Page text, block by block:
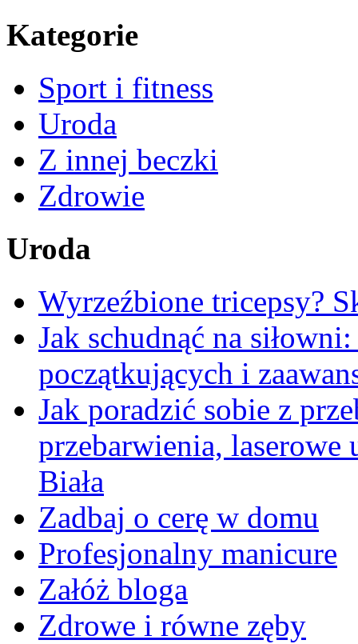
Kategorie
Sport i fitness
Uroda
Z innej beczki
Zdrowie
Uroda
Wyrzeźbione tricepsy?
Jak schudnąć na
początkujących i
Jak poradzić sobie z
przebarwienia, laserowe
Biała
Zadbaj o cerę w domu
Profesjonalny manicure
Załóż bloga
Zdrowe i równe zęby